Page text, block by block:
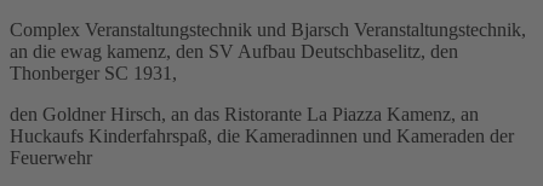
Complex Veranstaltungstechnik und Bjarsch Veranstaltungstechnik,
an die ewag kamenz, den SV Aufbau Deutschbaselitz, den
Thonberger SC 1931,
den Goldner Hirsch, an das Ristorante La Piazza Kamenz, an
Huckaufs Kinderfahrspaß, die Kameradinnen und Kameraden der
Feuerwehr